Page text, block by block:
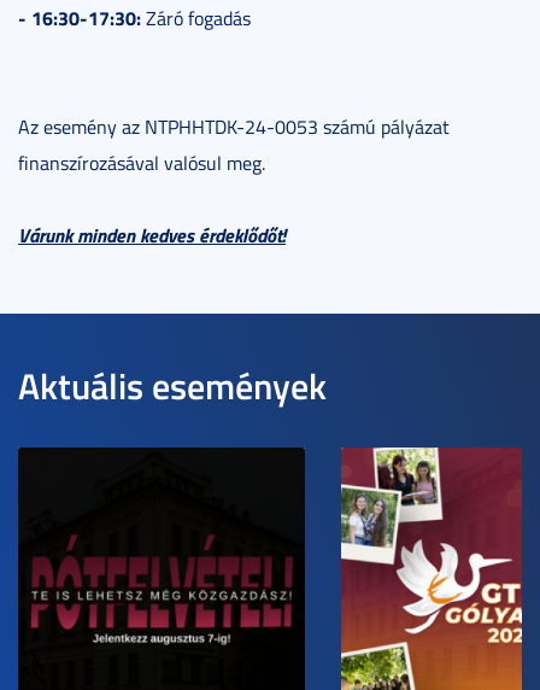
- 16:30-17:30:Záró fogadás
Az esemény az NTPHHTDK-24-0053 számú pályázat
finanszírozásával valósul meg.
Várunk minden kedves érdeklődőt!
Aktuális események